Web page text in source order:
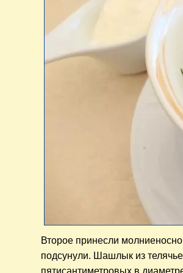
Второе принесли
подсунули. Шашлык из